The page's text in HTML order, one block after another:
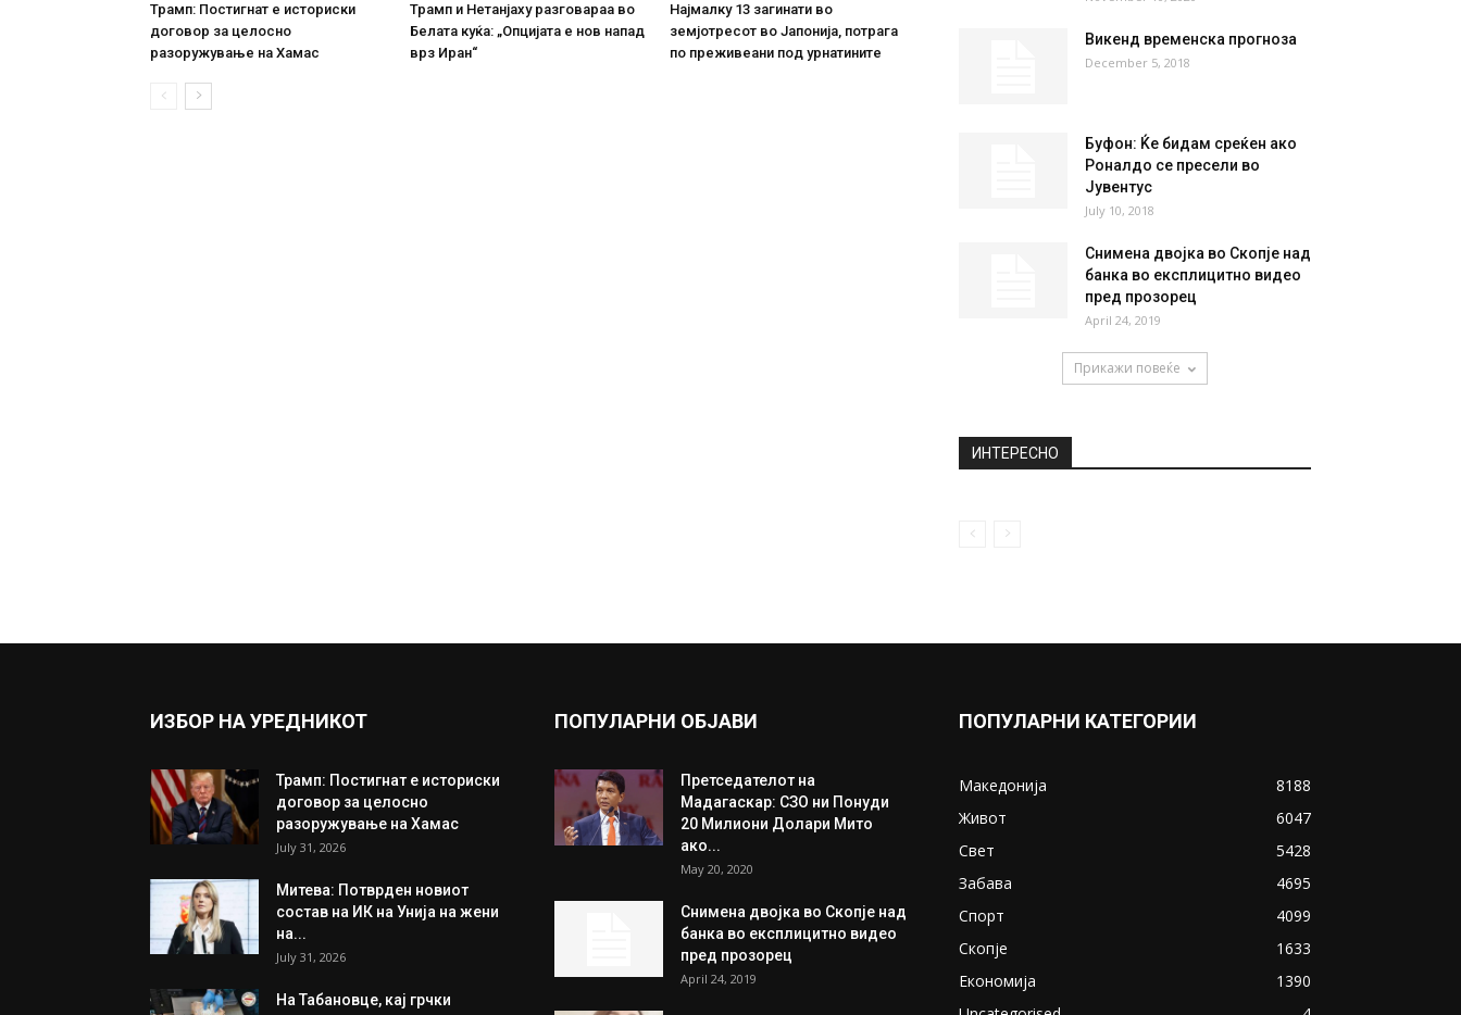
Трамп: Постигнат е историски
договор за целосно
разоружување на Хамас
Трамп и Нетанјаху разговараа во
Белата куќа: „Опцијата е нов напад
врз Иран“
Најмалку 13 загинати во
земјотресот во Јапонија, потрага
по преживеани под урнатините
40 ° 42° 40°
По 6.000 денари на сметка:
Нема да може да се
November 10, 2020
Викенд временска прогноза
December 5, 2018
July 10, 2018
ПОПУЛАРНИ ОБЈАВИ ПОПУЛАРНИ КАТЕГОРИИ